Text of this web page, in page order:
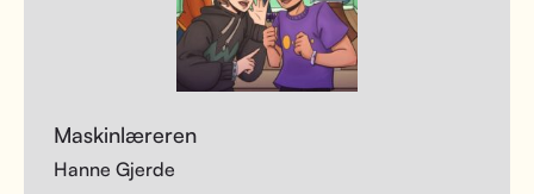
Maskinlæreren
Hanne Gjerde